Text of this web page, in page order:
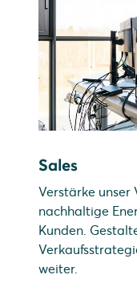
Sales
Verstärke
nachhaltige
Kunden.
weiter.